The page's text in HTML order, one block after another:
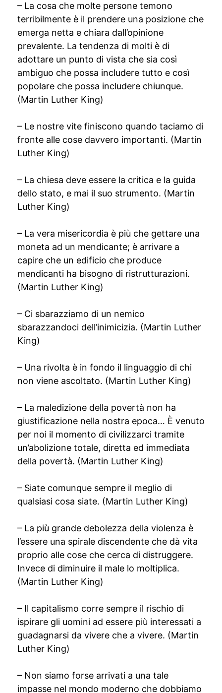
– La cosa che molte persone temono
terribilmente è il prendere una posizione che
emerga netta e chiara dall’opinione
prevalente. La tendenza di molti è di
adottare un punto di vista che sia così
ambiguo che possa includere tutto e così
popolare che possa includere chiunque.
(Martin Luther King)
– Le nostre vite finiscono quando taciamo di
fronte alle cose davvero importanti. (Martin
Luther King)
– La chiesa deve essere la critica e la guida
dello stato, e mai il suo strumento. (Martin
Luther King)
– La vera misericordia è più che gettare una
moneta ad un mendicante; è arrivare a
capire che un edificio che produce
mendicanti ha bisogno di ristrutturazioni.
(Martin Luther King)
– Ci sbarazziamo di un nemico
sbarazzandoci dell’inimicizia. (Martin Luther
King)
– Una rivolta è in fondo il linguaggio di chi
non viene ascoltato. (Martin Luther King)
– La maledizione della povertà non ha
giustificazione nella nostra epoca… È venuto
per noi il momento di civilizzarci tramite
un’abolizione totale, diretta ed immediata
della povertà. (Martin Luther King)
– Siate comunque sempre il meglio di
qualsiasi cosa siate. (Martin Luther King)
– La più grande debolezza della violenza è
l’essere una spirale discendente che dà vita
proprio alle cose che cerca di distruggere.
Invece di diminuire il male lo moltiplica.
(Martin Luther King)
– Il capitalismo corre sempre il rischio di
ispirare gli uomini ad essere più interessati a
guadagnarsi da vivere che a vivere. (Martin
Luther King)
– Non siamo forse arrivati a una tale
impasse nel mondo moderno che dobbiamo